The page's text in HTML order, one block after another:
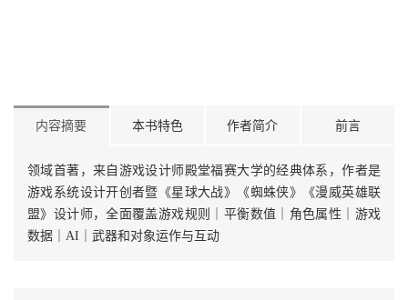
内容摘要 本书特色 作者简介 前言
领域首著，来自游戏设计师殿堂福赛大学的经典体系，作者是
游戏系统设计开创者暨《星球大战》《蜘蛛侠》《漫威英雄联
盟》设计师，全面覆盖游戏规则｜平衡数值｜角色属性｜游戏
数据｜AI｜武器和对象运作与互动